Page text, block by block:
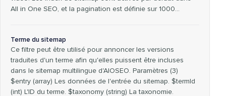
All in One SEO, et la pagination est définie sur 1000…
Terme du sitemap
Ce filtre peut être utilisé pour annoncer les versions
traduites d'un terme afin qu'elles puissent être incluses
dans le sitemap multilingue d'AIOSEO. Paramètres (3)
$entry (array) Les données de l'entrée du sitemap. $termId
(int) L'ID du terme. $taxonomy (string) La taxonomie.